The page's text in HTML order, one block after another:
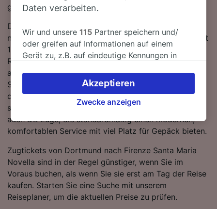
genau richtig.
Die schnellste Reisezeit für die Fahrt von Dortmund
nach Firenze Santa Maria Novella mit dem Zug beträgt
12 Stunden 14 Minuten. In der Regel fahren auf dieser
Route, die sich über 906 km erstreckt, etwa 19 Züge
am Tag. Sie müssen während der Fahrt nach Firenze
Santa Maria Novella 2 umsteigen, da derzeit keine
direkten Zugverbindungen auf dieser Route verfügbar
sind. Auf dieser Strecke verkehren sowohl ÖBB als
auch DB Züge, die standardmäßig einen modernen,
komfortablen Service mit viel Platz für Gepäck bieten.
Zugtickets von Dortmund nach Firenze Santa Maria
Novella sind in der Regel günstiger, wenn Sie im
Voraus buchen, als wenn Sie sie erst am Tag der Reise
kaufen. Starten Sie eine Suche mit unserem
Reiseplaner, um die aktuellen Preise zu prüfen.
Daten verarbeiten.
Wir und unsere115 Partner speichern und/
oder greifen auf Informationen auf einem
Gerät zu, z.B. auf eindeutige Kennungen in
verarbeiten. Sie können Ihre Präferenzen
akzeptieren oder verwalten, einschließlich
Ihres Widerspruchsrechts bei berechtigtem
besuchen Sie jederzeit die Seite der
Datenschutzrichtlinie. Diese Präferenzen
werden unseren Partnern signalisiert und
haben keinen Einfluss auf Surfdaten. Ihre
Daten werden nicht für Tracking-Zwecke
verwendet, wenn Sie uns gebeten haben, Ihr
Surfverhalten nicht zu verfolgen.
Zwecke anzeigen
Akzeptieren